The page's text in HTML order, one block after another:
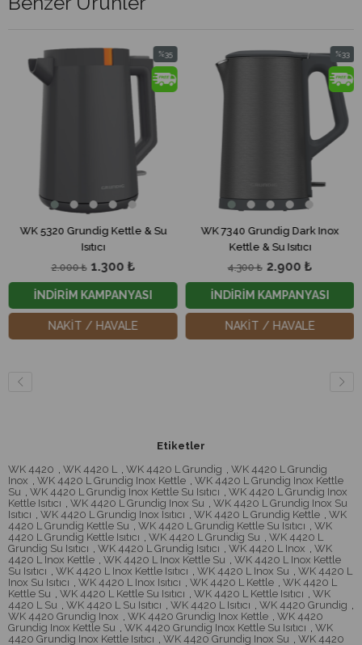
Grundig Kettle & Su
1.300 ₺
%35İndirim
KAMPANYASI
NAKİT / HAVALE
WK 7340 Grundig Dark Inox
Kettle & Su Isıtıcı
2.900 ₺
%33
%33İndirim
İNDİRİM KAMPANYASI
NAKİT / HAVALE
WK
Yeni
Ürün
Etiketler
WK 4420 , WK 4420 L , WK 4420 L Grundig , WK 4420 L Grundig
Inox , WK 4420 L Grundig Inox Kettle , WK 4420 L Grundig Inox Kettle
Su , WK 4420 L Grundig Inox Kettle Su Isıtıcı , WK 4420 L Grundig Inox
Kettle Isıtıcı , WK 4420 L Grundig Inox Su , WK 4420 L Grundig Inox Su
Isıtıcı , WK 4420 L Grundig Inox Isıtıcı , WK 4420 L Grundig Kettle , WK
4420 L Grundig Kettle Su , WK 4420 L Grundig Kettle Su Isıtıcı , WK
4420 L Grundig Kettle Isıtıcı , WK 4420 L Grundig Su , WK 4420 L
Grundig Su Isıtıcı , WK 4420 L Grundig Isıtıcı , WK 4420 L Inox , WK
4420 L Inox Kettle , WK 4420 L Inox Kettle Su , WK 4420 L Inox Kettle
Su Isıtıcı , WK 4420 L Inox Kettle Isıtıcı , WK 4420 L Inox Su , WK 4420 L
Inox Su Isıtıcı , WK 4420 L Inox Isıtıcı , WK 4420 L Kettle , WK 4420 L
Kettle Su , WK 4420 L Kettle Su Isıtıcı , WK 4420 L Kettle Isıtıcı , WK
4420 L Su , WK 4420 L Su Isıtıcı , WK 4420 L Isıtıcı , WK 4420 Grundig ,
WK 4420 Grundig Inox , WK 4420 Grundig Inox Kettle , WK 4420
Grundig Inox Kettle Su , WK 4420 Grundig Inox Kettle Su Isıtıcı , WK
4420 Grundig Inox Kettle Isıtıcı , WK 4420 Grundig Inox Su , WK 4420